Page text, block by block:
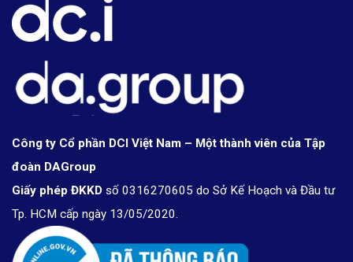
Công ty Cổ phần DCI Việt Nam – Một thành viên của Tập
đoàn DAGroup
Giấy phép ĐKKD số 0316270605 do Sở Kế Hoạch và Đầu tư
Tp. HCM cấp ngày 13/05/2020.